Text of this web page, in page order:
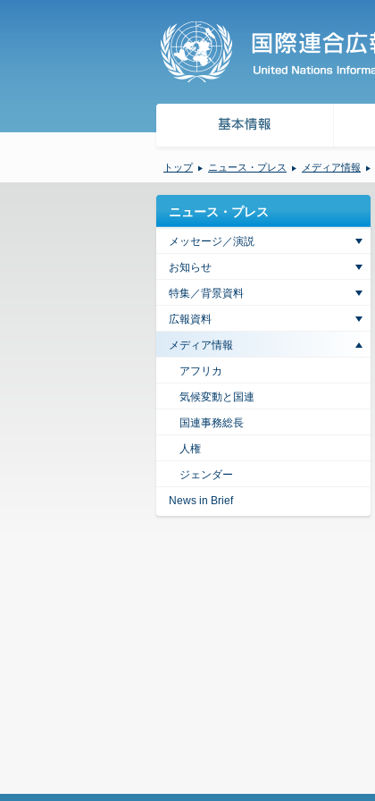
トップ ニュース・プレス メディア情報
ニュース・プレス
メッセージ／演説
お知らせ
特集／背景資料
広報資料
メディア情報
アフリカ
気候変動と国連
国連事務総長
人権
ジェンダー
News in Brief